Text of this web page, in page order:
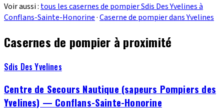
Voir aussi : tous les casernes de pompier Sdis Des Yvelines à
Conflans-Sainte-Honorine·Caserne de pompier dans Yvelines
Casernes de pompier à proximité
Sdis Des Yvelines
Centre de Secours Nautique (sapeurs Pompiers des
Yvelines) — Conflans-Sainte-Honorine